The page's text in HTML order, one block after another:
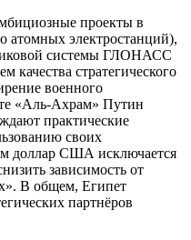
проекты в
атомных электростанций),
системы ГЛОНАСС
качества стратегического
военного
«Аль-Ахрам» Путин
практические
своих
доллар США исключается
зависимость от
В общем, Египет
партнёров